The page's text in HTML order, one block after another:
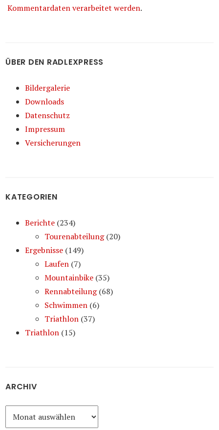
Kommentardaten verarbeitet werden.
ÜBER DEN RADLEXPRESS
Bildergalerie
Downloads
Datenschutz
Impressum
Versicherungen
KATEGORIEN
Berichte (234)
Tourenabteilung(20)
Ergebnisse (149)
Laufen (7)
Mountainbike (35)
Rennabteilung(68)
Schwimmen (6)
Triathlon (37)
Triathlon (15)
ARCHIV
Archiv